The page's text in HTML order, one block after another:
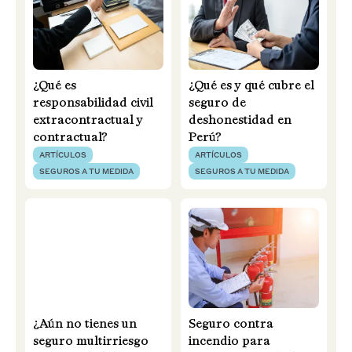
¿Qué es
responsabilidad civil
extracontractual y
contractual?
ARTÍCULOS
SEGUROS A TU MEDIDA
¿Qué es y qué cubre el
seguro de
deshonestidad en
Perú?
ARTÍCULOS
SEGUROS A TU MEDIDA
¿Aún no tienes un
seguro multirriesgo
Seguro contra
incendio para